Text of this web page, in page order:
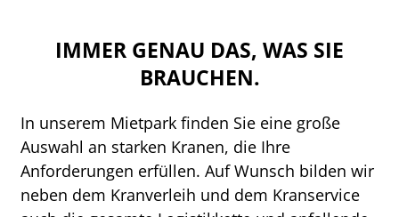
IMMER GENAU DAS, WAS SIE
BRAUCHEN.
In unserem Mietpark finden Sie eine große
Auswahl an starken Kranen, die Ihre
Anforderungen erfüllen. Auf Wunsch bilden wir
neben dem Kranverleih und dem Kranservice